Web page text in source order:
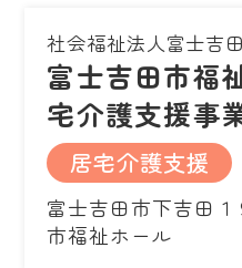
社会福祉法人富士吉
富士吉田市福
宅介護支援事
居宅介護支援
富士吉田市下吉田
市福祉ホール